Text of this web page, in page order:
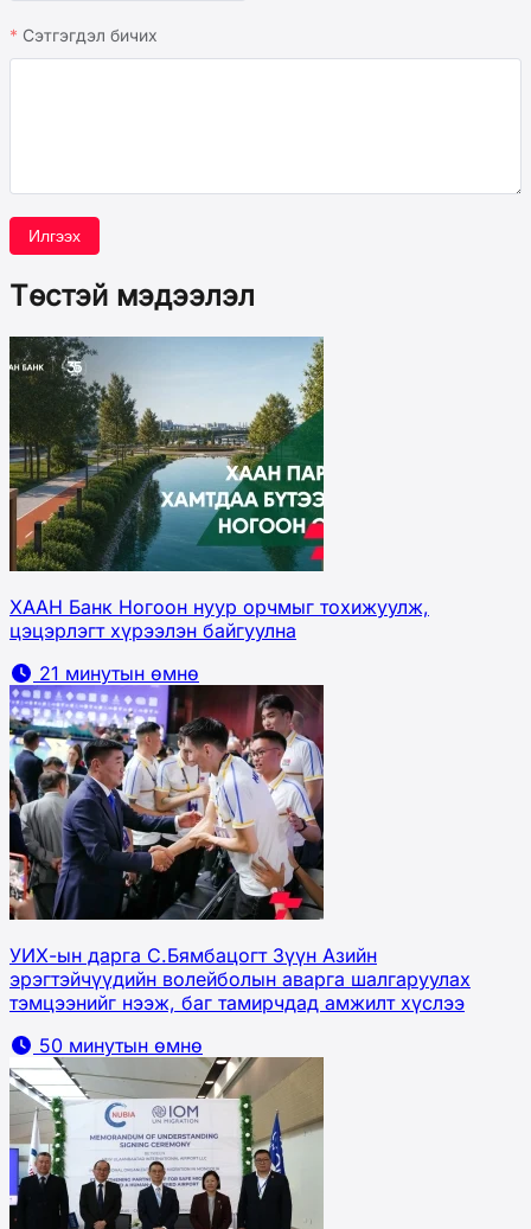
Сэтгэгдэл бичих
Илгээх
Төстэй мэдээлэл
ХААН Банк Ногоон нуур орчмыг тохижуулж,
цэцэрлэгт хүрээлэн байгуулна
21 минутын өмнө
УИХ-ын дарга С.Бямбацогт Зүүн Азийн
эрэгтэйчүүдийн волейболын аварга шалгаруулах
тэмцээнийг нээж, баг тамирчдад амжилт хүслээ
50 минутын өмнө